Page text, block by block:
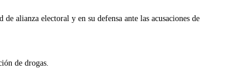
alianza electoral y en su defensa ante las acusaciones de
de drogas.